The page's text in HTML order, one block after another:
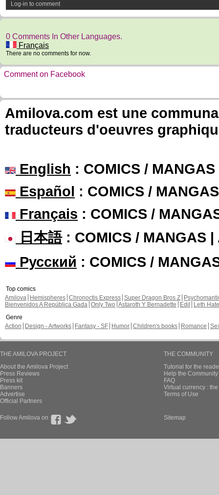
Log-in to comment
0 Comments In Other Languages.
Français
There are no comments for now.
Comment on Facebook
Amilova.com est une
traducteurs d'oeuvres
English : COMICS /
Español : COMICS /
Français : COMICS /
日本語: COMICS / MANGAS |
Русский : COMICS /
Top comics
Amilova
Hemispheres Chronoctis Express Super Dragon Bros Z
Bienvenidos A República Gada Only Two Astaroth Y Bernadette Edil
Leth Hate
Genre
Action
Design - Artworks Fantasy - SF Humor Children's books Romance
THE AMILOVA PROJECT
About the Amilova Project
Press Reviews
Press kit
Banners
Advertise
Official Partners
THE COMMUNITY
Tutorial for the
Help the
FAQ
Virtual currency :
Terms of Use
Follow Amilova on Sitemap